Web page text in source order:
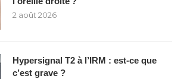
2 août 2026
Hypersignal T2 à l’IRM : est-ce que
c’est grave ?